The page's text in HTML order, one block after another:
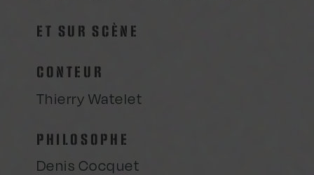
ET SUR SCÈNE
CONTEUR
Thierry Watelet
PHILOSOPHE
Denis Cocquet